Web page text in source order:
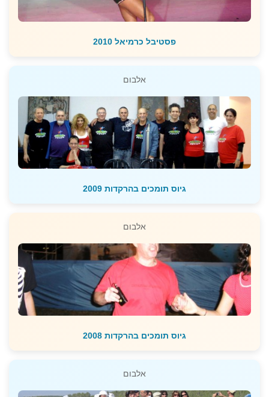
פסטיבל כרמיאל 2010
אלבום
גיוס תומכים בהרקדות 2009
אלבום
גיוס תומכים בהרקדות 2008
אלבום